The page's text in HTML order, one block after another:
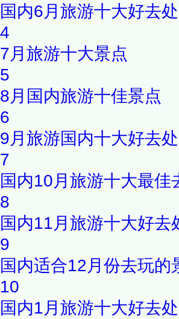
国内6月旅游十大好去处
4
7月旅游十大景点
5
8月国内旅游十佳景点
6
9月旅游国内十大好去处
7
国内10月旅游十大最佳
8
国内11月旅游十大好去
9
国内适合12月份去玩的
10
国内1月旅游十大好去处